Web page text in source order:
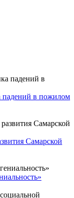
падений в пожилом
Самарской